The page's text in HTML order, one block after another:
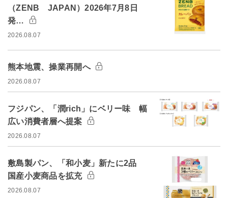
（ZENB JAPAN）2026年7月8日
発…
2026.08.07
熊本地震、操業再開へ
2026.08.07
フジパン、「潤rich」にベリー味 幅
広い消費者層へ提案
2026.08.07
敷島製パン、「和小麦」新たに2品
国産小麦商品を拡充
2026.08.07